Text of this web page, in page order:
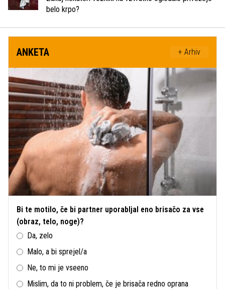
belo krpo?
ANKETA + Arhiv
Bi te motilo, če bi partner uporabljal eno brisačo za vse
(obraz, telo, noge)?
Da, zelo
Malo, a bi sprejel/a
Ne, to mi je vseeno
Mislim, da to ni problem, če je brisača redno oprana